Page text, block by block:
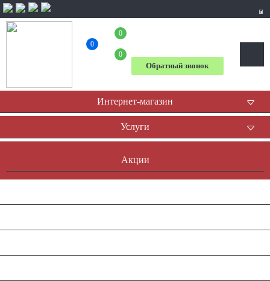
0
0
0
Обратный звонок
Интернет-магазин
Услуги
Акции